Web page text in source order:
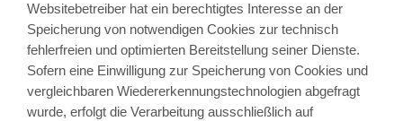
Websitebetreiber hat ein berechtigtes Interesse an der
Speicherung von notwendigen Cookies zur technisch
fehlerfreien und optimierten Bereitstellung seiner Dienste.
Sofern eine Einwilligung zur Speicherung von Cookies und
vergleichbaren Wiedererkennungstechnologien abgefragt
wurde, erfolgt die Verarbeitung ausschließlich auf